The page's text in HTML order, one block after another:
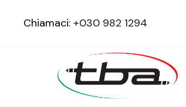
Chiamaci: +030 982 1294